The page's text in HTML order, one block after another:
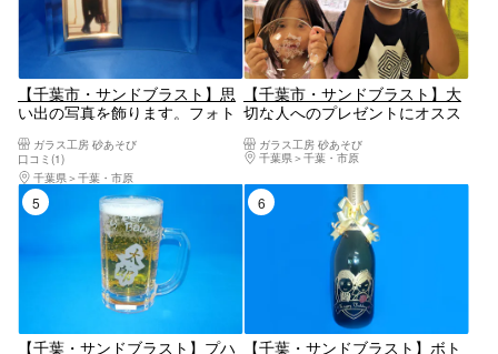
【千葉市・サンドブラスト】思
い出の写真を飾ります。フォト
ガラス工房 砂あそび
口コミ(1)
千葉県
千葉・市原
【千葉市・サンドブラスト】大
切な人へのプレゼントにオスス
ガラス工房 砂あそび
千葉県
千葉・市原
【千葉・サンドブラスト】プハ
【千葉・サンドブラスト】ボト